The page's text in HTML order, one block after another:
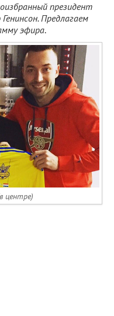
президент
Предлагаем
эфира.
центре)